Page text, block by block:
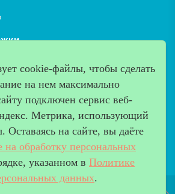
cookie-файлы, чтобы сделать
на нем максимально
подключен сервис веб-
Метрика, использующий
Оставаясь на сайте, вы даёте
на обработку персональных
указанном в Политике
данных.